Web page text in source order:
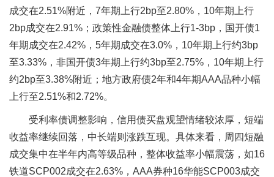
成交在2.51%附近，7年期上行2bp至2.80%，10年期上行
2bp成交在2.91%；政策性金融债整体上行1-3bp，国开债1
年期成交在2.42%，5年期成交在3.0%，10年期上行约3bp
至3.33%，非国开债3年期上行约3bp至2.75%，10年期上行
约2bp至3.38%附近；地方政府债2年和4年期AAA品种小幅
上行至2.51%和2.72%。
受利率债调整影响，信用债买盘观望情绪较浓厚，短端
收益率继续回落，中长端则涨跌互现。具体来看，周四短融
成交集中在半年内高等级品种，整体收益率小幅震荡，如16
铁道SCP002成交在2.63%，AAA券种16华能SCP003成交